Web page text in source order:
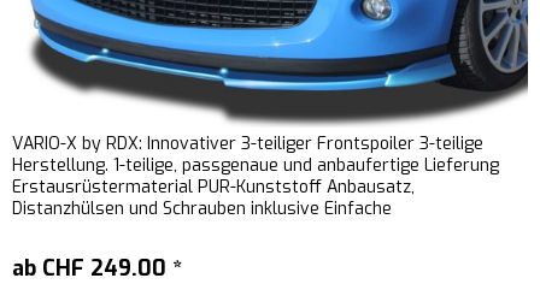
VARIO-X by RDX: Innovativer 3-teiliger Frontspoiler 3-teilige
Herstellung. 1-teilige, passgenaue und anbaufertige Lieferung
Erstausrüstermaterial PUR-Kunststoff Anbausatz,
Distanzhülsen und Schrauben inklusive Einfache
ab CHF 249.00 *